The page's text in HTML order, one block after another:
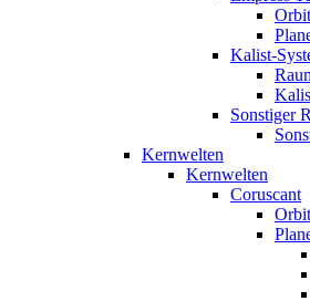
Orbit
Kalist-
Sonstiger
Kernwelten
Kernwelten
Coruscant
Orbit